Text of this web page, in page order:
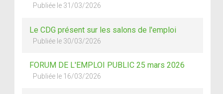
Publiée le 31/03/2026
Le CDG présent sur les salons de l'emploi
Publiée le 30/03/2026
FORUM DE L'EMPLOI PUBLIC 25 mars 2026
Publiée le 16/03/2026